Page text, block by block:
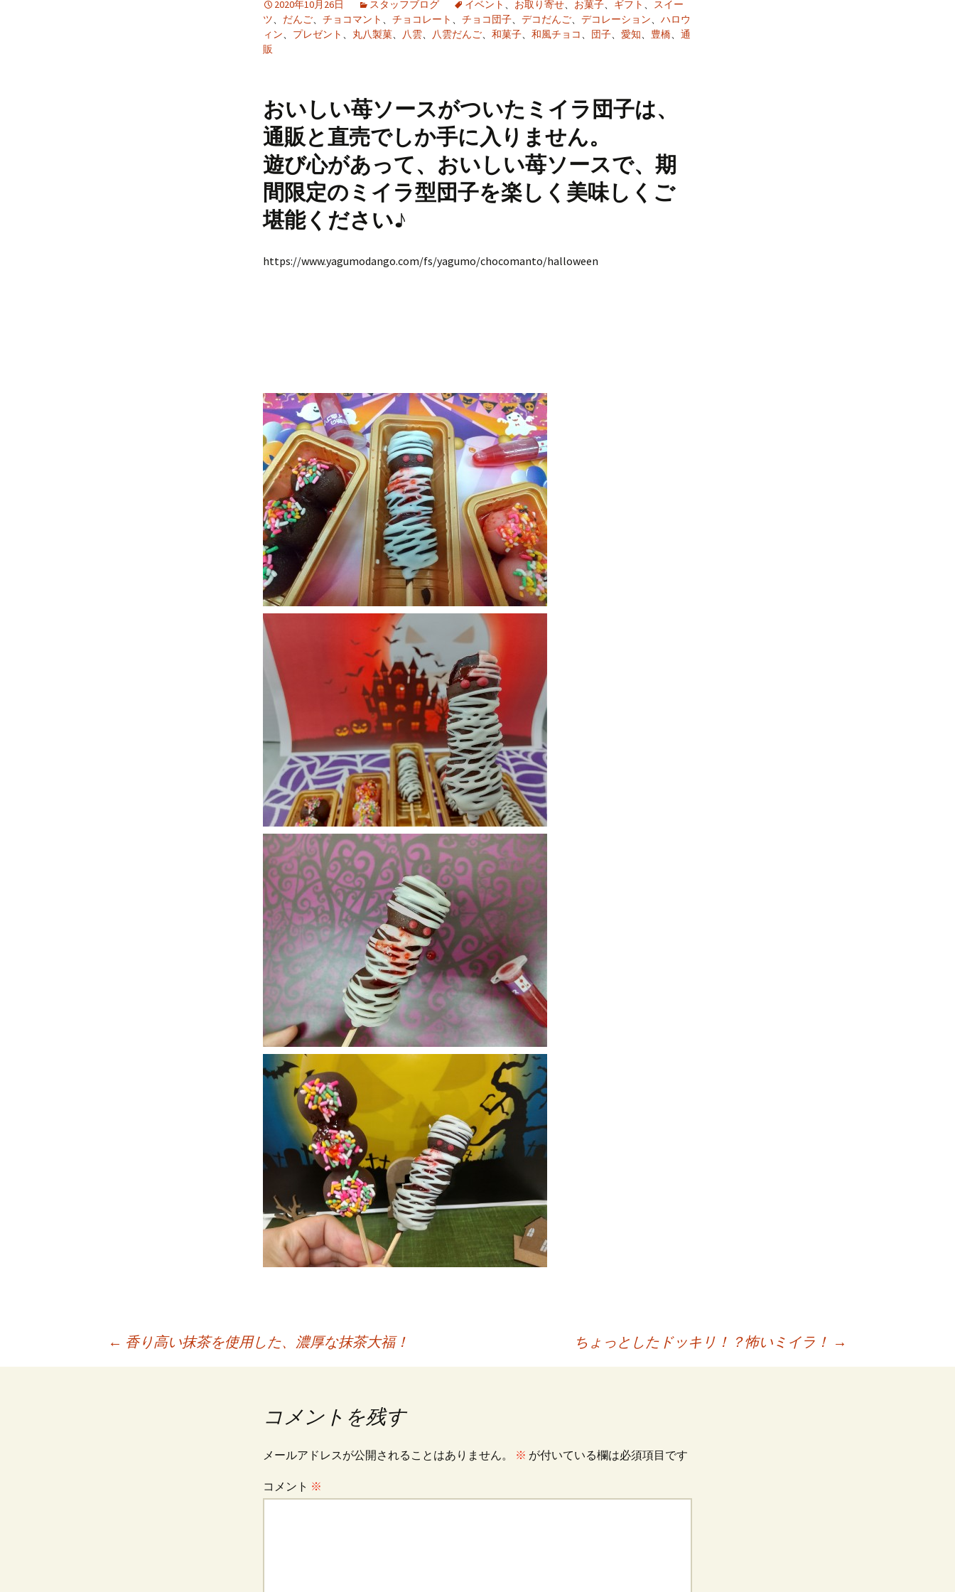
2020年10月26日 スタッフブログ イベント 、 お取り寄せ、 お菓子、 ギフト 、 スイー
ツ、 だんご、 チョコマント 、 チョコレート 、 チョコ団子、 デコだんご、 デコレーション、 ハロウ
ィン、 プレゼント 、 丸八製菓、 八雲、 八雲だんご、 和菓子、 和風チョコ、 団子、 愛知、 豊橋、 通
販
おいしい苺ソースがついたミイラ団子は、
通販と直売でしか手に入りません。
遊び心があって、おいしい苺ソースで、期
間限定のミイラ型団子を楽しく美味しくご
堪能ください♪
https://www.yagumodango.com/fs/yagumo/chocomanto/halloween
← 香り高い抹茶を使用した、濃厚な抹茶大福！ ちょっとしたドッキリ！？怖いミイラ！ →
コメントを残す
メールアドレスが公開されることはありません。 ※ が付いている欄は必須項目です
コメント ※